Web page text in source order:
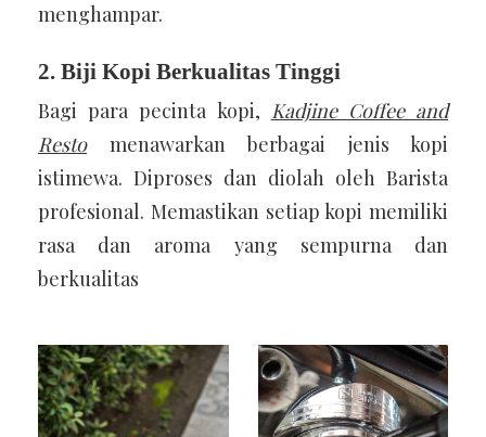
menghampar.
2. Biji Kopi Berkualitas Tinggi
Bagi para pecinta kopi, Kadjine Coffee and
Restomenawarkan berbagai jenis kopi
istimewa. Diproses dan diolah oleh Barista
profesional. Memastikan setiap kopi memiliki
rasa dan aroma yang sempurna dan
berkualitas